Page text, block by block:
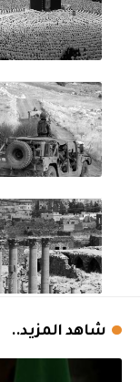
شاهد المزيد..